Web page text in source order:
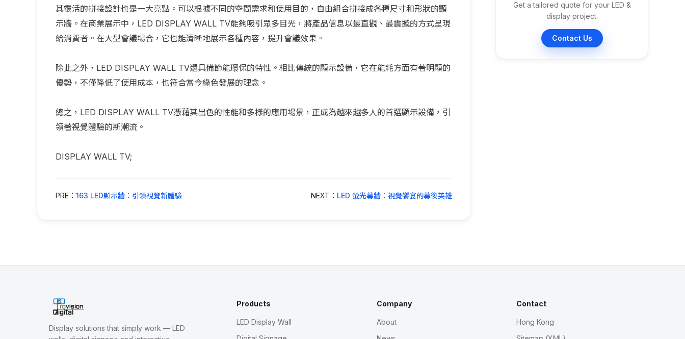
其靈活的拼接設計也是一大亮點。可以根據不同的空間需求和使用目的，自由組合拼接成各種尺寸和形狀的顯
示牆。在商業展示中，LED DISPLAY WALL TV能夠吸引眾多目光，將產品信息以最直觀、最震撼的方式呈現
給消費者。在大型會議場合，它也能清晰地展示各種內容，提升會議效果。
除此之外，LED DISPLAY WALL TV還具備節能環保的特性。相比傳統的顯示設備，它在能耗方面有著明顯的
優勢，不僅降低了使用成本，也符合當今綠色發展的理念。
總之，LED DISPLAY WALL TV憑藉其出色的性能和多樣的應用場景，正成為越來越多人的首選顯示設備，引
領著視覺體驗的新潮流。
DISPLAY WALL TV;
PRE： 163 LED顯示牆：引領視覺新體驗 NEXT： LED 螢光幕牆：視覺饗宴的幕後英雄
Get a tailored quote for your LED &
display project.
Contact Us
Display solutions that simply work — LED
Products
LED Display Wall
Company
About
Contact
Hong Kong